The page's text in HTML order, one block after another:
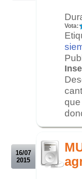
Vota:
16/07
2015